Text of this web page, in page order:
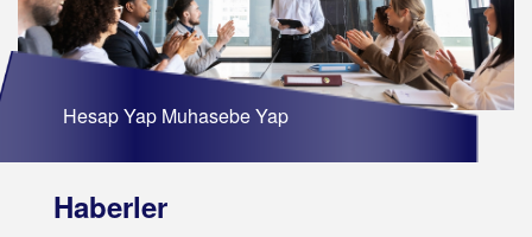
Hesap Yap Muhasebe Yap
Haberler